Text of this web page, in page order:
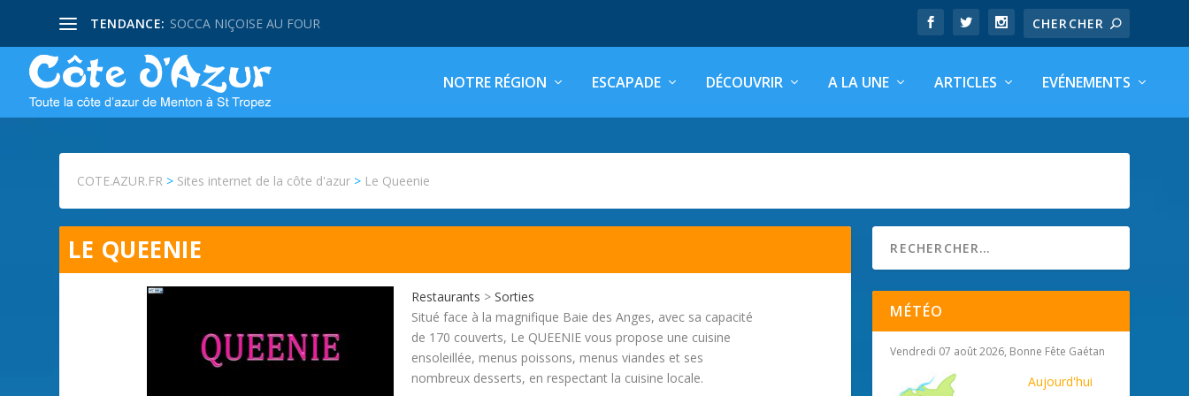
TENDANCE: SOCCA NIÇOISE AU FOUR
NOTRE RÉGION ESCAPADE DÉCOUVRIR A LA UNE ARTICLES EVÉNEMENTS
COTE.AZUR.FR > Sites internet de la côte d'azur > Le Queenie
LE QUEENIE
Restaurants >Sorties
Situé face à la magnifique Baie des Anges, avec sa capacité
de 170 couverts, Le QUEENIE vous propose une cuisine
ensoleillée, menus poissons, menus viandes et ses
nombreux desserts, en respectant la cuisine locale.
MÉTÉO
Vendredi 07 août 2026, Bonne Fête Gaétan
Aujourd'hui